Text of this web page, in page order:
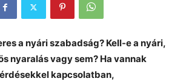
a nyári szabadság? Kell-e a nyári,
nyaralás vagy sem? Ha vannak
kapcsolatban,